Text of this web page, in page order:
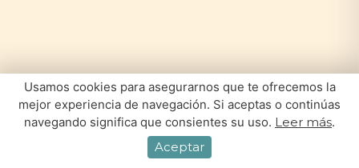
Usamos cookies para asegurarnos que te ofrecemos la
mejor experiencia de navegación. Si aceptas o continúas
navegando significa que consientes su uso. Leer más.
Aceptar